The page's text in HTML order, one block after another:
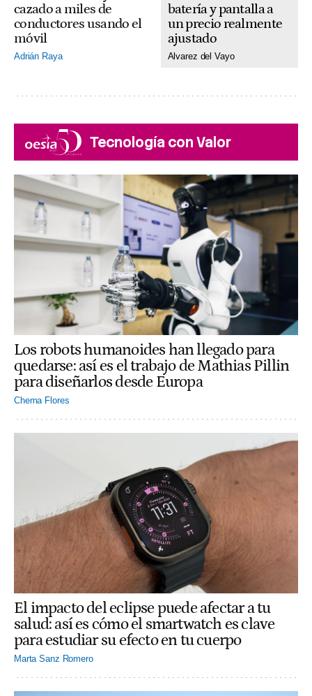
cazado a miles de
conductores usando el
móvil
Adrián Raya
batería y pantalla a
un precio realmente
ajustado
Alvarez del Vayo
Tecnología con Valor
Los robots humanoides han llegado para
quedarse: así es el trabajo de Mathias Pillin
para diseñarlos desde Europa
Chema Flores
El impacto del eclipse puede afectar a tu
salud: así es cómo el smartwatch es clave
para estudiar su efecto en tu cuerpo
Marta Sanz Romero